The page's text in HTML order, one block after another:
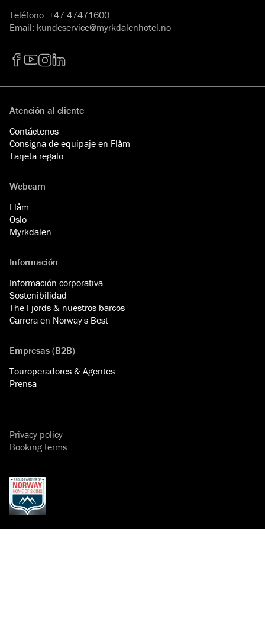
Teléfono: +47 47471600
Email: kundeservice@myrkdalenhotel.no
Atención al cliente
Contáctenos
Consigna de equipaje en Flåm
Tarjeta regalo
Webcam
Flåm
Oslo
Myrkdalen
Información
Información corporativa
Sostenibilidad
The Fjords & nuestros barcos
Carrera en Norway's Best
Empresas (B2B)
Touroperadores & Agentes
Prensa
Privacy policy
Booking terms